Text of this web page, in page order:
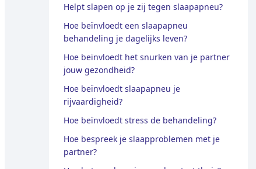
Helpt slapen op je zij tegen slaapapneu?
Hoe beïnvloedt een slaapapneu
behandeling je dagelijks leven?
Hoe beïnvloedt het snurken van je partner
jouw gezondheid?
Hoe beïnvloedt slaapapneu je
rijvaardigheid?
Hoe beïnvloedt stress de behandeling?
Hoe bespreek je slaapproblemen met je
partner?